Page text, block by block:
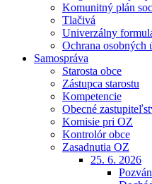
Komunitný plán
Tlačivá
Univerzálny
Ochrana osobných
Samospráva
Starosta obce
Zástupca starostu
Kompetencie
Obecné
Komisie pri OZ
Kontrolór obce
Zasadnutia OZ
25. 6. 2026